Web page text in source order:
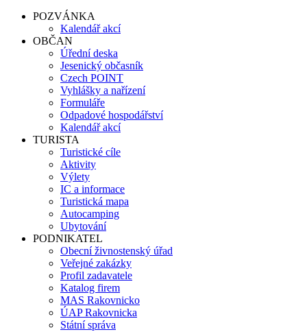
POZVÁNKA
Kalendář akcí
OBČAN
Úřední deska
Jesenický občasník
Czech POINT
Vyhlášky a nařízení
Formuláře
Odpadové hospodářství
Kalendář akcí
TURISTA
Turistické cíle
Aktivity
Výlety
IC a informace
Turistická mapa
Autocamping
Ubytování
PODNIKATEL
Obecní živnostenský úřad
Veřejné zakázky
Profil zadavatele
Katalog firem
MAS Rakovnicko
ÚAP Rakovnicka
Státní správa